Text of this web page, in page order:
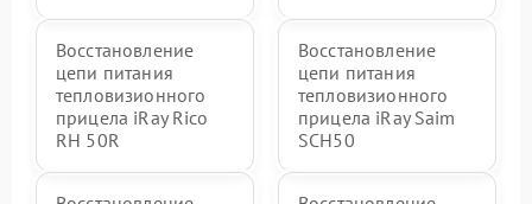
Восстановление
цепи питания
тепловизионного
прицела iRay Rico
RH 50R
Восстановление
цепи питания
тепловизионного
прицела iRay Saim
SCH50